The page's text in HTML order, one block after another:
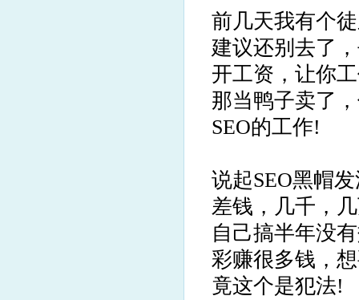
前几天我有个
建议还别去了
开工资，让你
那当鸭子卖了
SEO的工作!
说起SEO黑帽
差钱，几千，
自己搞半年没
彩赚很多钱，
竟这个是犯法!